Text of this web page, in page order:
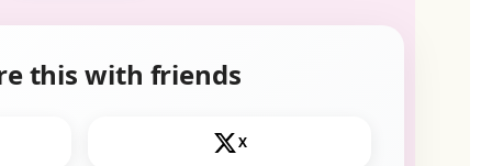
this with friends
X